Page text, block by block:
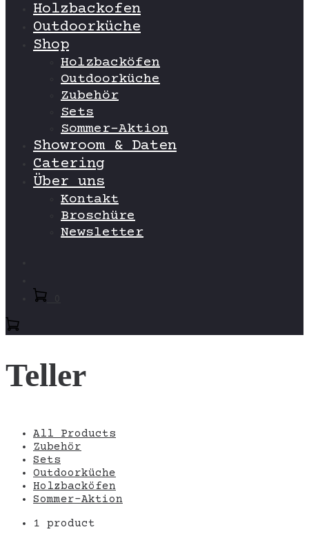
Holzbackofen
Outdoorküche
Shop
Holzbacköfen
Outdoorküche
Zubehör
Sets
Sommer-Aktion
Showroom & Daten
Catering
Über uns
Kontakt
Broschüre
Newsletter
Teller
All Products
Zubehör
Sets
Outdoorküche
Holzbacköfen
Sommer-Aktion
1 product